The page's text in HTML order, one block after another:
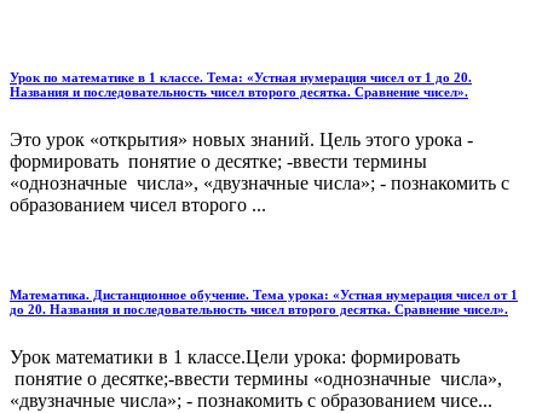
Урок по математике в 1 классе. Тема: «Устная нумерация чисел от 1 до 20.
Названия и последовательность чисел второго десятка. Сравнение чисел».
Это урок «открытия» новых знаний. Цель этого урока -
формировать понятие о десятке; -ввести термины
«однозначные числа», «двузначные числа»; - познакомить с
образованием чисел второго ...
Математика. Дистанционное обучение. Тема урока: «Устная нумерация чисел от 1
до 20. Названия и последовательность чисел второго десятка. Сравнение чисел».
Урок математики в 1 классе.Цели урока: формировать
понятие о десятке;-ввести термины «однозначные числа»,
«двузначные числа»; - познакомить с образованием чисе...